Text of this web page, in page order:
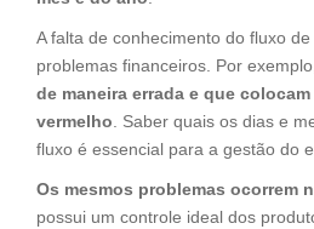
A falta de conhecimento do fluxo
problemas financeiros. Por exemplo,
de maneira errada e que
vermelho . Saber quais os dias e
fluxo é essencial para a gestão do
Os mesmos problemas ocorrem
possui um controle ideal dos